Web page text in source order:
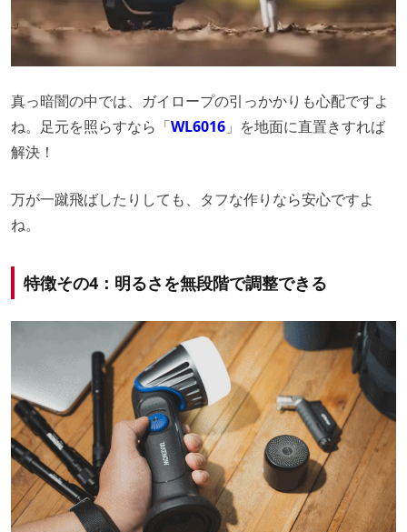
真っ暗闇の中では、ガイロープの引っかかりも心配ですよ
ね。足元を照らすなら「WL6016 」を地面に直置きすれば
解決！
万が一蹴飛ばしたりしても、タフな作りなら安心ですよ
ね。
特徴その4：明るさを無段階で調整できる